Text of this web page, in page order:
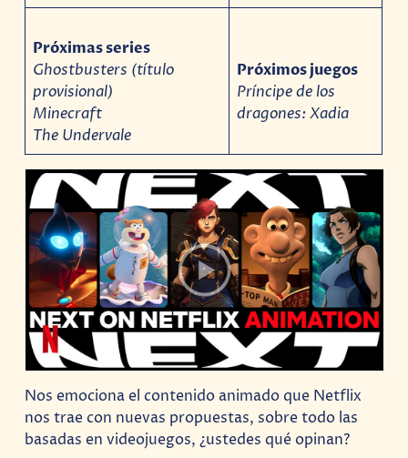
Próximas series
Ghostbusters (título
provisional)
Minecraft
The Undervale
Próximos juegos
Príncipe de los
dragones: Xadia
Nos emociona el contenido animado que Netflix
nos trae con nuevas propuestas, sobre todo las
basadas en videojuegos, ¿ustedes qué opinan?